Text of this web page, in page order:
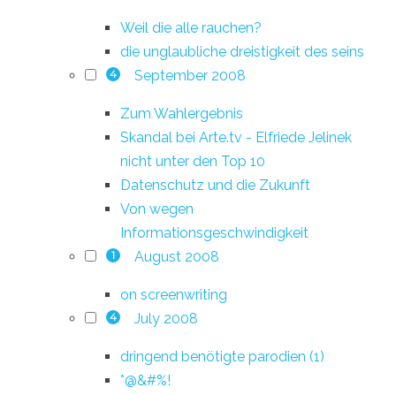
Weil die alle rauchen?
die unglaubliche dreistigkeit des seins
4 September 2008
Zum Wahlergebnis
Skandal bei Arte.tv - Elfriede Jelinek
nicht unter den Top 10
Datenschutz und die Zukunft
Von wegen
Informationsgeschwindigkeit
1 August 2008
on screenwriting
4 July 2008
dringend benötigte parodien (1)
*@&#%!